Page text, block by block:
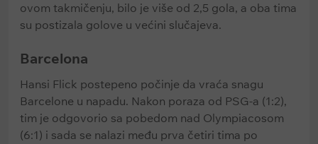
ovom takmičenju, bilo je više od 2,5 gola, a oba tima
su postizala golove u većini slučajeva.
Barcelona
Hansi Flick postepeno počinje da vraća snagu
Barcelone u napadu. Nakon poraza od PSG-a (1:2),
tim je odgovorio sa pobedom nad Olympiacosom
(6:1) i sada se nalazi među prva četiri tima po